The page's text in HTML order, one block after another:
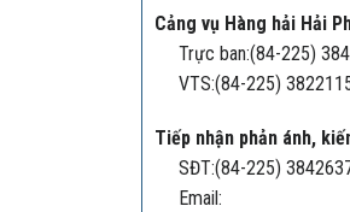
Cảng vụ Hàng hải Hải
Trực ban:(84-225)
VTS:(84-225)
Tiếp nhận phản ánh,
SĐT:(84-225)
Email: